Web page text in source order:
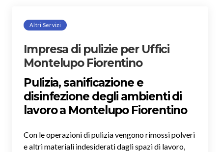
Altri Servizi
Impresa di pulizie per Uffici
Montelupo Fiorentino
Pulizia, sanificazione e
disinfezione degli ambienti di
lavoro a Montelupo Fiorentino
Con le operazioni di pulizia vengono rimossi polveri
e altri materiali indesiderati dagli spazi di lavoro,